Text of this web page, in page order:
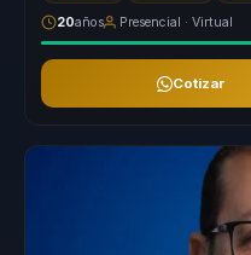
20años Presencial · Virtual
Cotizar